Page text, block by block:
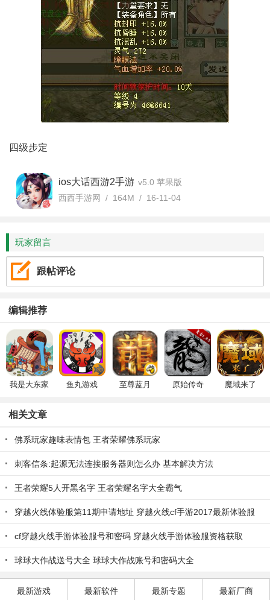
四级步定
ios大话西游2手游 v5.0 苹果版
西西手游网 / 164M / 16-11-04
玩家留言
跟帖评论
编辑推荐
我是大东家 鱼丸游戏 至尊蓝月 原始传奇 魔域来了
相关文章
佛系玩家趣味表情包 王者荣耀佛系玩家
刺客信条:起源无法连接服务器则怎么办 基本解决方法
王者荣耀5人开黑名字 王者荣耀名字大全霸气
穿越火线体验服第11期申请地址 穿越火线cf手游2017最新体验服
cf穿越火线手游体验服号和密码 穿越火线手游体验服资格获取
球球大作战送号大全 球球大作战账号和密码大全
最新游戏 最新软件 最新专题 最新厂商